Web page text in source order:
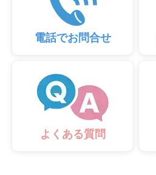
電話でお問合せ
よくある質問